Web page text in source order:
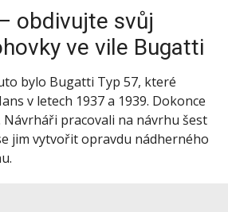
obdivujte svůj
ve vile Bugatti
bylo Bugatti Typ 57, které
v letech 1937 a 1939. Dokonce
Návrháři pracovali na návrhu šest
jim vytvořit opravdu nádherného